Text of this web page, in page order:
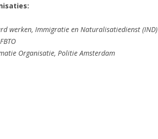
werken, Immigratie en Naturalisatiedienst (IND)
Organisatie, Politie Amsterdam